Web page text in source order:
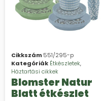
Cikkszám 551/295-p
Kategóriák Étkészletek,
Háztartási cikkek
Blomster Natur
Blatt étkészlet